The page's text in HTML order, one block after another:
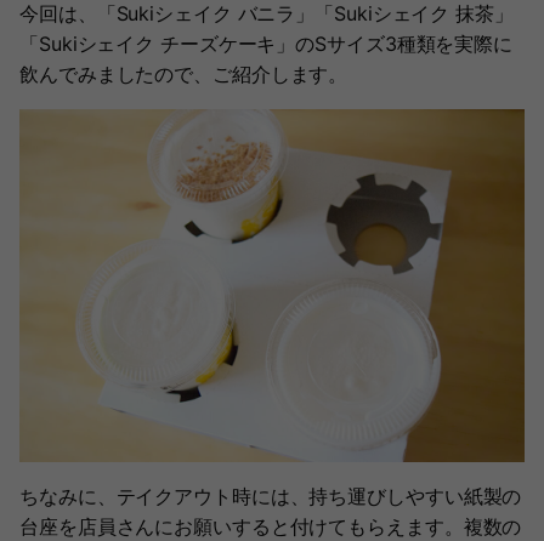
今回は、「Sukiシェイク バニラ」「Sukiシェイク 抹茶」
「Sukiシェイク チーズケーキ」のSサイズ3種類を実際に
飲んでみましたので、ご紹介します。
ちなみに、テイクアウト時には、持ち運びしやすい紙製の
台座を店員さんにお願いすると付けてもらえます。複数の